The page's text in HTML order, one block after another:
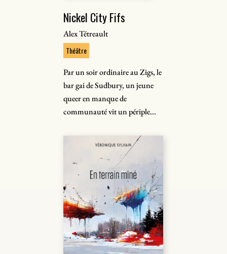
Nickel City Fifs
Alex Tétreault
Théâtre
Par un soir ordinaire au Zigs, le
bar gai de Sudbury, un jeune
queer en manque de
communauté vit un périple...